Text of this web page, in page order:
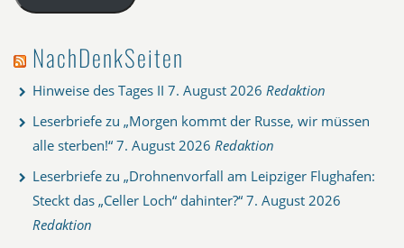
NachDenkSeiten
Hinweise des Tages II 7. August 2026 Redaktion
Leserbriefe zu „Morgen kommt der Russe, wir müssen
alle sterben!“ 7. August 2026 Redaktion
Leserbriefe zu „Drohnenvorfall am Leipziger Flughafen:
Steckt das „Celler Loch“ dahinter?“ 7. August 2026
Redaktion